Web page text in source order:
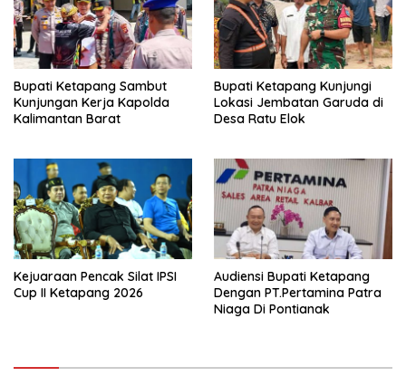
Bupati Ketapang Sambut
Kunjungan Kerja Kapolda
Kalimantan Barat
Bupati Ketapang Kunjungi
Lokasi Jembatan Garuda di
Desa Ratu Elok
Kejuaraan Pencak Silat IPSI
Cup II Ketapang 2026
Audiensi Bupati Ketapang
Dengan PT.Pertamina Patra
Niaga Di Pontianak